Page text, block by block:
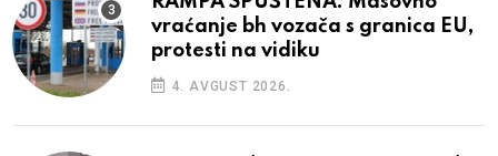
vraćanje bh vozača s granica EU,
protesti na vidiku
4. AVGUST 2026.